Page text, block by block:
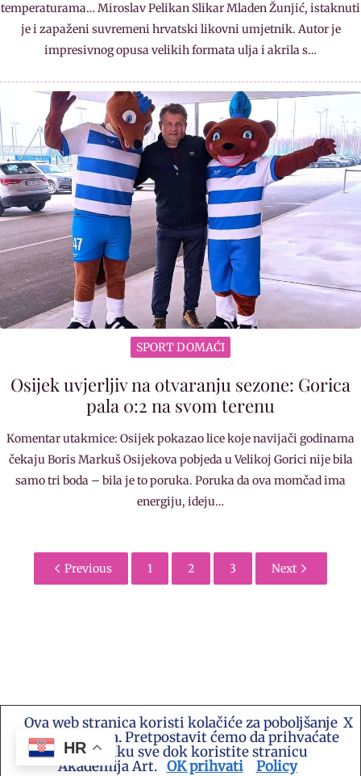
temperaturama… Miroslav Pelikan Slikar Mladen Žunjić, istaknuti
je i zapaženi suvremeni hrvatski likovni umjetnik. Autor je
impresivnog opusa velikih formata ulja i akrila s…
SPORT DOMAĆI
Osijek uvjerljiv na otvaranju sezone: Gorica
pala 0:2 na svom terenu
Komentar utakmice: Osijek pokazao lice koje navijači godinama
čekaju Boris Markuš Osijekova pobjeda u Velikoj Gorici nije bila
samo tri boda – bila je to poruka. Poruka da ova momčad ima
energiju, ideju…
Previous 1 2 3 Next
Kontakt e-mail: akademija.art@gmail.com •
Akademija Art Zagreb • Hrvatska stranica za
umjetnost i sve druge vijesti te platforma suradnje
© Copyright 2005 © All rights reserved
HR
Ova web stranica koristi kolačiće za poboljšanje
vašeg iskustva. Pretpostavit ćemo da prihvaćate
ovu politiku sve dok koristite stranicu
Akademija Art.
X
OK prihvati Policy